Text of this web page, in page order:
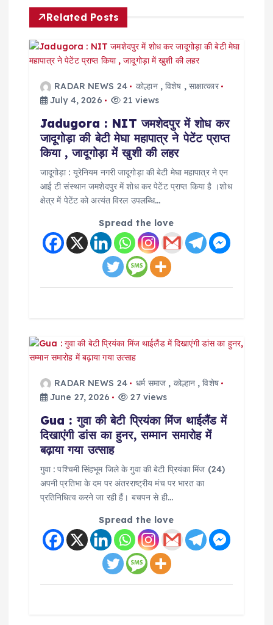
v
Related Posts
RADAR NEWS 24 कोल्हान,विशेष , साक्षात्कार
July 4, 2026
21 views
Jadugora : NIT जमशेदपुर में शोध कर
जादूगोड़ा की बेटी मेघा महापात्र ने पेटेंट प्राप्त
किया , जादूगोड़ा में खुशी की लहर
जादूगोड़ा : यूरेनियम नगरी जादूगोड़ा की बेटी मेघा महापात्र ने एन
आई टी संस्थान जमशेदपुर में शोध कर पेटेंट प्राप्त किया है ।शोध
क्षेत्र में पेटेंट को अत्यंत विरल उपलब्धि…
Spread the love
RADAR NEWS 24 धर्म समाज , कोल्हान,विशेष
June 27, 2026
27 views
Gua : गुवा की बेटी प्रियंका मिंज थाईलैंड में
दिखाएंगी डांस का हुनर, सम्मान समारोह में
बढ़ाया गया उत्साह
गुवा : पश्चिमी सिंहभूम जिले के गुवा की बेटी प्रियंका मिंज (24)
अपनी प्रतिभा के दम पर अंतरराष्ट्रीय मंच पर भारत का
प्रतिनिधित्व करने जा रही हैं। बचपन से ही…
Spread the love